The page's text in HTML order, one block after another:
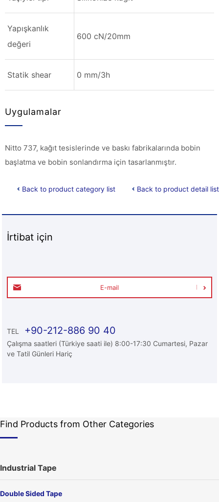
Yapışkanlık
değeri
600 cN/20mm
Statik shear 0 mm/3h
Uygulamalar
Nitto 737, kağıt tesislerinde ve baskı fabrikalarında bobin
başlatma ve bobin sonlandırma için tasarlanmıştır.
Back to product category list Back to product detail list
İrtibat için
E-mail
TEL +90-212-886 90 40
Çalışma saatleri (Türkiye saati ile) 8:00-17:30 Cumartesi, Pazar
ve Tatil Günleri Hariç
Find Products from Other Categories
Industrial Tape
Double Sided Tape